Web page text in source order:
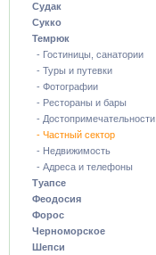
Судак
Сукко
Темрюк
- Гостиницы, санатории
- Туры и путевки
- Фотографии
- Рестораны и бары
- Достопримечательности
- Частный сектор
- Недвижимость
- Адреса и телефоны
Туапсе
Феодосия
Форос
Черноморское
Шепси